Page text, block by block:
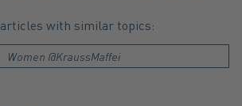
articles with similar topics:
Women @KraussMaffei